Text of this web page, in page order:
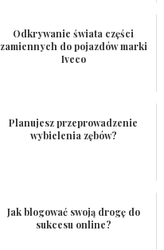
Odkrywanie świata części
zamiennych do pojazdów marki
Iveco
Planujesz przeprowadzenie
wybielenia zębów?
Jak blogować swoją drogę do
sukcesu online?